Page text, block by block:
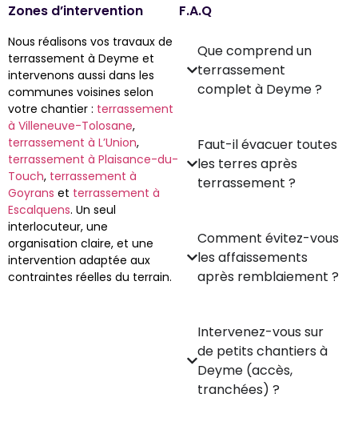
Zones d’intervention
Nous réalisons vos travaux de
terrassement à Deyme et
intervenons aussi dans les
communes voisines selon
votre chantier : terrassement
à Villeneuve-Tolosane,
terrassement à L’Union,
terrassement à Plaisance-du-
Touch, terrassement à
Goyrans et terrassement à
Escalquens. Un seul
interlocuteur, une
organisation claire, et une
intervention adaptée aux
contraintes réelles du terrain.
F.A.Q
Que comprend un
terrassement
complet à Deyme ?
Faut-il évacuer toutes
les terres après
terrassement ?
Comment évitez-vous
les affaissements
après remblaiement ?
Intervenez-vous sur
de petits chantiers à
Deyme (accès,
tranchées) ?